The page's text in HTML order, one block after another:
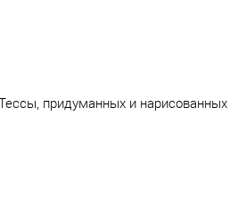
придуманных и нарисованных